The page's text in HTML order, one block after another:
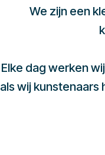
We zijn een
Elke dag werken
als wij